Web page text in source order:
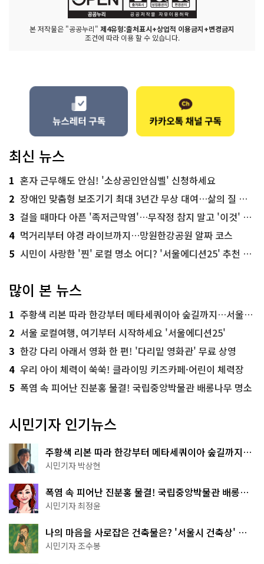
본 저작물은 "공공누리" 제4유형:출처표시+상업적 이용금지+변경금지
조건에 따라 이용 할 수 있습니다.
최신 뉴스
1 혼자 근무해도 안심! '소상공인안심벨' 신청하세요
2 장애인 맞춤형 보조기기 최대 3년간 무상 대여…삶의 질 높인다
3 걸을 때마다 아픈 '족저근막염'…무작정 참지 말고 '이것' 해보세요!
4 먹거리부터 야경 라이브까지…망원한강공원 알짜 코스
5 시민이 사랑한 '찐' 로컬 명소 어디? '서울에디션25' 추천 코스
많이 본 뉴스
1 주황색 리본 따라 한강부터 메타세쿼이아 숲길까지…서울둘레길 15코스
2 서울 로컬여행, 여기부터 시작하세요 '서울에디션25'
3 한강 다리 아래서 영화 한 편! '다리밑 영화관' 무료 상영
4 우리 아이 체력이 쑥쑥! 클라이밍 키즈카페·어린이 체력장
5 폭염 속 피어난 진분홍 물결! 국립중앙박물관 배롱나무 명소
시민기자 인기뉴스
주황색 리본 따라 한강부터 메타세쿼이아 숲길까지…
서울둘레길 15코스
시민기자 박상현
폭염 속 피어난 진분홍 물결! 국립중앙박물관 배롱나
무 명소
시민기자 최정윤
나의 마음을 사로잡은 건축물은? '서울시 건축상' 수
상작 공개!
시민기자 조수봉